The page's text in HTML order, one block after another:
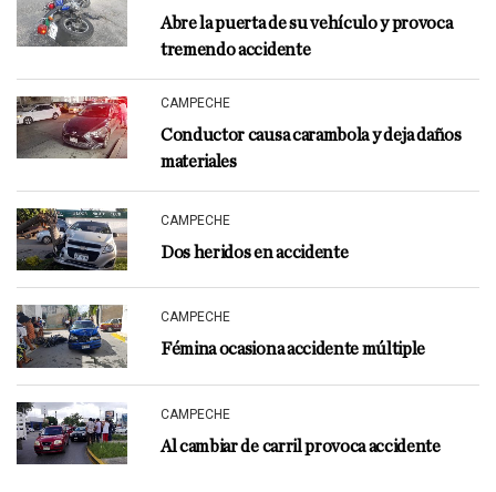
Abre la puerta de su vehículo y provoca
tremendo accidente
CAMPECHE
Conductor causa carambola y deja daños
materiales
CAMPECHE
Dos heridos en accidente
CAMPECHE
Fémina ocasiona accidente múltiple
CAMPECHE
Al cambiar de carril provoca accidente